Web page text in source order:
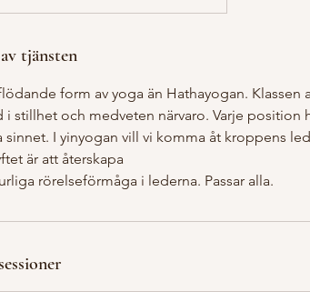
tjänsten
form av yoga än Hathayogan.
i stillhet och medveten närvaro. Varje position
sinnet. I yinyogan vill vi komma åt kroppens
är att återskapa
rörelseförmåga i lederna. Passar alla.